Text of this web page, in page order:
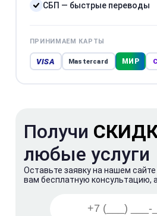
СБП — быстрые переводы
ПРИНИМАЕМ КАРТЫ
VISA Mastercard МИР
Получи
любые услуги
Оставьте заявку на нашем
вам бесплатную консультацию,